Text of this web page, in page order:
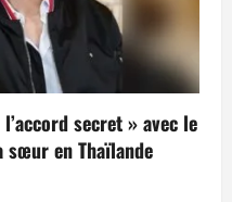
secret » avec le
en Thaïlande